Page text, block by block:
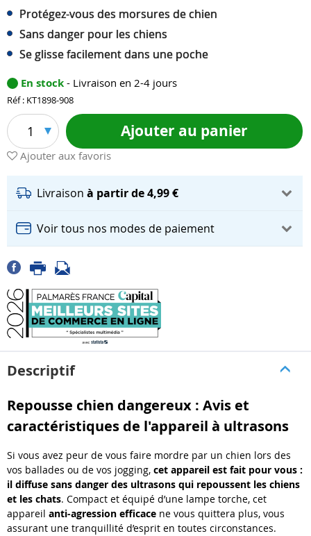
Protégez-vous des morsures de chien
Sans danger pour les chiens
Se glisse facilement dans une poche
En stock - Livraison en 2-4 jours
Réf : KT1898-908
1 Ajouter au panier
Ajouter aux favoris
Livraison à partir de 4,99 €
Voir tous nos modes de paiement
Descriptif
Repousse chien dangereux : Avis et
caractéristiques de l'appareil à ultrasons
Si vous avez peur de vous faire mordre par un chien lors des
vos ballades ou de vos jogging, cet appareil est fait pour vous :
il diffuse sans danger des ultrasons qui repoussent les chiens
et les chats. Compact et équipé d’une lampe torche, cet
appareil anti-agression efficace ne vous quittera plus, vous
assurant une tranquillité d’esprit en toutes circonstances.